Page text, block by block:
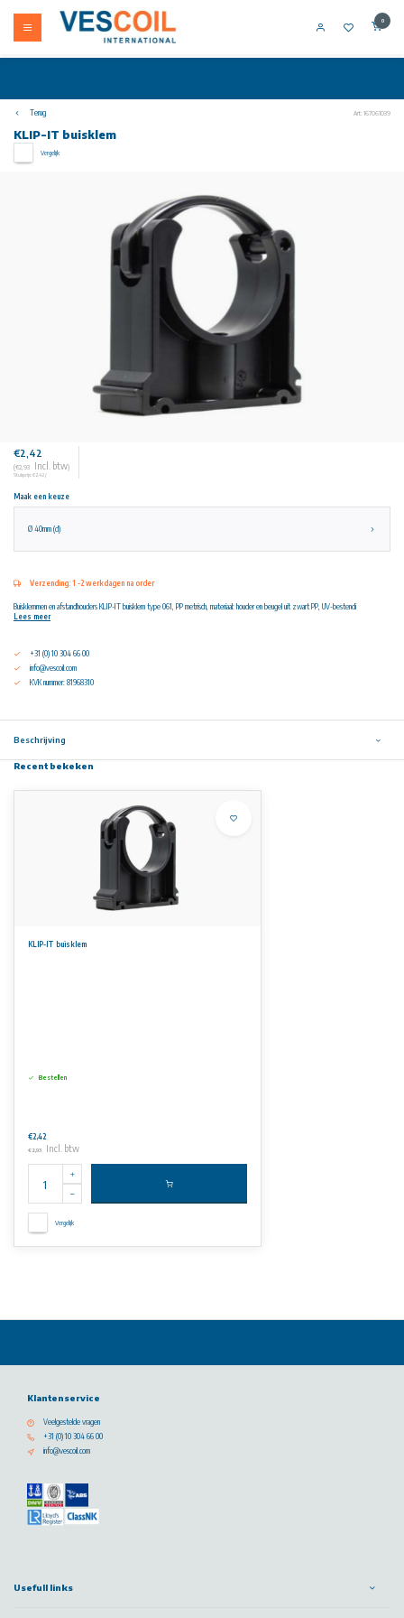
0
Terug Art: 167061039
KLIP-IT buisklem
Vergelijk
€2,42
(€2,93 Incl. btw)
Stukprijs: €2,42 /
Maak een keuze
Ø 40mm (d)
Verzending: 1 -2 werkdagen na order
Buisklemmen en afstandhouders KLIP-IT buisklem type 061, PP metrisch, materiaal: houder en beugel uit zwart PP, UV-bestendi
Lees meer
+31 (0) 10 304 66 00
info@vescoil.com
KVK nummer: 81968310
Beschrijving
Recent bekeken
KLIP-IT buisklem
Bestellen
€2,42
€2,93 Incl. btw
Vergelijk
Klantenservice
Veelgestelde vragen
+31 (0) 10 304 66 00
info@vescoil.com
Usefull links